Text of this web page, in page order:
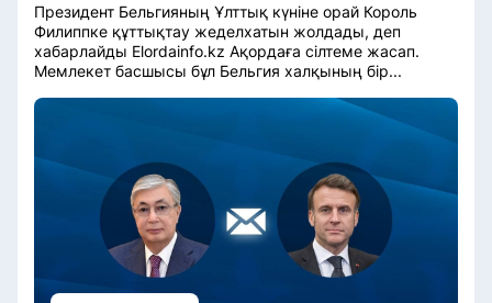
Президент Бельгияның Ұлттық күніне орай Король
Филиппке құттықтау жеделхатын жолдады, деп
хабарлайды Elordainfo.kz Ақордаға сілтеме жасап.
Мемлекет басшысы бұл Бельгия халқының бір...